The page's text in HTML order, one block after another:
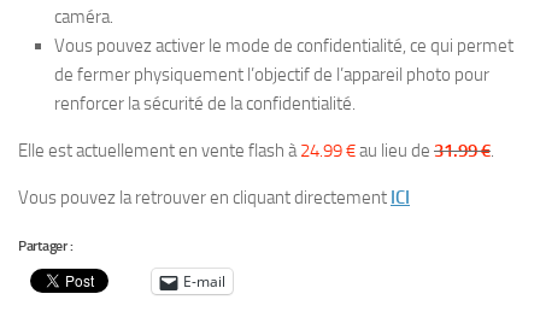
caméra.
Vous pouvez activer le mode de confidentialité, ce qui permet
de fermer physiquement l’objectif de l’appareil photo pour
renforcer la sécurité de la confidentialité.
Elle est actuellement en vente flash à24.99 €au lieu de 31.99 €.
Vous pouvez la retrouver en cliquant directement ICI
Partager :
E-mail